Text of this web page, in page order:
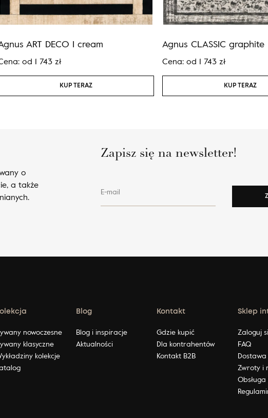
ART DECO I cream
od 1 743 zł
KUP TERAZ
Agnus CLASSIC graphite
Cena: od 1 743 zł
KUP TERAZ
o
a także
Zapisz się na newsletter!
E-mail
nowoczesne
klasyczne
kolekcje
Blog
Blog i inspiracje
Aktualności
Kontakt
Gdzie kupić
Dla kontrahentów
Kontakt B2B
Sklep
Zaloguj
FAQ
Zwroty i